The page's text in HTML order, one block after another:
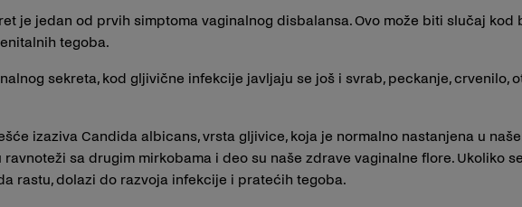
je jedan od prvih simptoma vaginalnog disbalansa. Ovo može biti slučaj kod
tegoba.
sekreta, kod gljivične infekcije javljaju se još i svrab, peckanje, crvenilo,
izaziva Candida albicans, vrsta gljivice, koja je normalno nastanjena u
ravnoteži sa drugim mirkobama i deo su naše zdrave vaginalne flore. Ukoliko
rastu, dolazi do razvoja infekcije i pratećih tegoba.